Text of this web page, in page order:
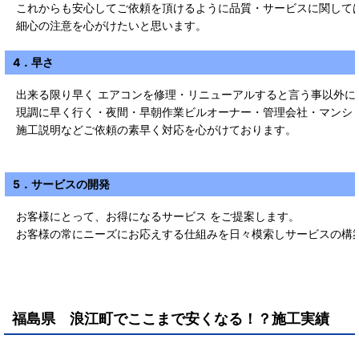
これからも安心してご依頼を頂けるように品質・サービスに関して
細心の注意を心がけたいと思います。
4．早さ
出来る限り早く エアコンを修理・リニューアルすると言う事以外に
現調に早く行く・夜間・早朝作業ビルオーナー・管理会社・マンシ
施工説明などご依頼の素早く対応を心がけております。
5．サービスの開発
お客様にとって、お得になるサービス をご提案します。
お客様の常にニーズにお応えする仕組みを日々模索しサービスの構
福島県 浪江町でここまで安くなる！？施工実績